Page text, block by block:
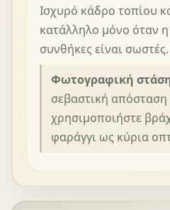
Ισχυρό κάδρο τοπίου
κατάλληλο μόνο όταν
συνθήκες είναι σωστές.
Φωτογραφική
σεβαστική απόσταση
χρησιμοποιήστε
φαράγγι ως κύρια